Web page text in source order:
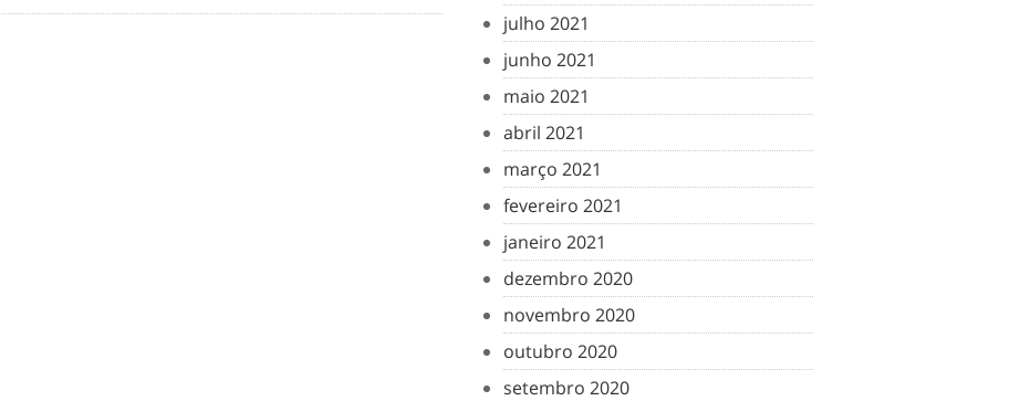
julho 2021
junho 2021
maio 2021
abril 2021
março 2021
fevereiro 2021
janeiro 2021
dezembro 2020
novembro 2020
outubro 2020
setembro 2020